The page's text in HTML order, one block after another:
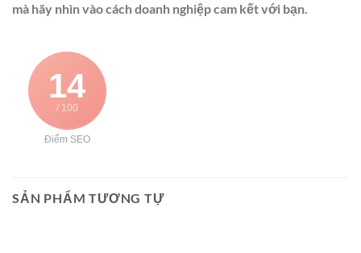
mà hãy nhìn vào cách doanh nghiệp cam kết với bạn.
14
/ 100
Điểm SEO
SẢN PHẨM TƯƠNG TỰ